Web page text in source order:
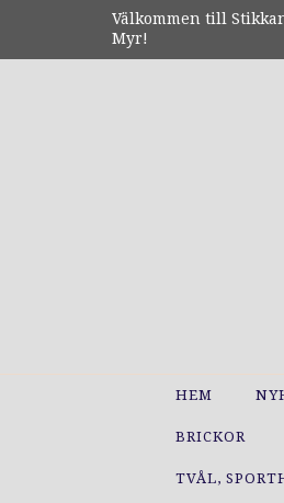
Välkommen till
Myr!
HEM
BRICKOR
TVÅL,